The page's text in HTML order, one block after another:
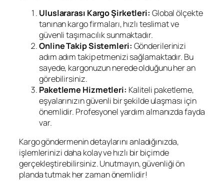
Uluslararası Kargo Şirketleri: Global ölçekte
tanınan kargo firmaları, hızlı teslimat ve
güvenli taşımacılık sunmaktadır.
Online Takip Sistemleri: Gönderilerinizi
adım adım takip etmenizi sağlamaktadır. Bu
sayede, kargonuzun nerede olduğunu her an
görebilirsiniz.
Paketleme Hizmetleri: Kaliteli paketleme,
eşyalarınızın güvenli bir şekilde ulaşması için
önemlidir. Profesyonel yardım almanızda fayda
var.
Kargo göndermenin detaylarını anladığınızda,
işlemlerinizi daha kolay ve hızlı bir biçimde
gerçekleştirebilirsiniz. Unutmayın, güvenliği ön
planda tutmak her zaman önemlidir!